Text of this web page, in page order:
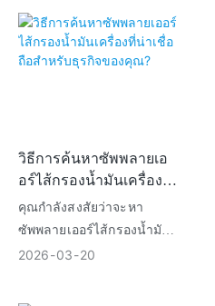
น้ำมันคุณภาพสูงจะให้
ประสิทธิภาพการกรองที่เชื่อ
ถือได้ พร้อมทั้งรักษาระดับการ
วิธีการค้นหาซัพพลายเอ
อร์ไส้กรองน้ำมันเครื่องที่
น่าเชื่อถือสำหรับธุรกิจ
ของคุณ?
คุณกำลังสงสัยว่าจะหา
ซัพพลายเออร์ไส้กรองน้ำมัน
เครื่องที่น่าเชื่อถือสำหรับ
2026 03 20